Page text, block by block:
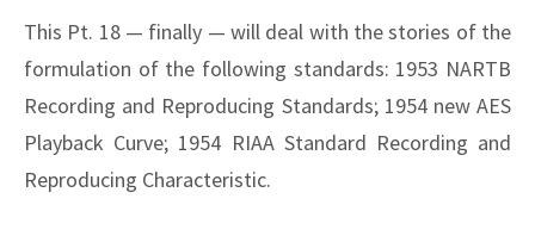
This Pt. 18 — finally — will deal with the stories of the
formulation of the following standards: 1953 NARTB
Recording and Reproducing Standards; 1954 new AES
Playback Curve; 1954 RIAA Standard Recording and
Reproducing Characteristic.